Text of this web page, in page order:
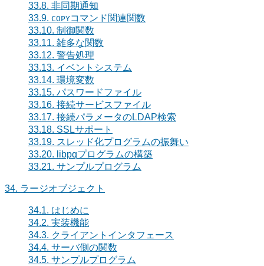
33.8. 非同期通知
33.9. COPYコマンド関連関数
33.10. 制御関数
33.11. 雑多な関数
33.12. 警告処理
33.13. イベントシステム
33.14. 環境変数
33.15. パスワードファイル
33.16. 接続サービスファイル
33.17. 接続パラメータのLDAP検索
33.18. SSLサポート
33.19. スレッド化プログラムの振舞い
33.20. libpqプログラムの構築
33.21. サンプルプログラム
34. ラージオブジェクト
34.1. はじめに
34.2. 実装機能
34.3. クライアントインタフェース
34.4. サーバ側の関数
34.5. サンプルプログラム